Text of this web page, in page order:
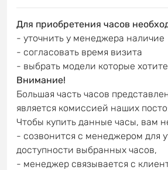
Для приобретения часов
- уточнить у менеджера наличие
- согласовать время визита
- выбрать модели которые
Внимание!
Большая часть часов
является комиссией наших
Чтобы купить данные часы, вам
- созвонится с менеджером для
доступности выбранных часов,
- менеджер связывается с